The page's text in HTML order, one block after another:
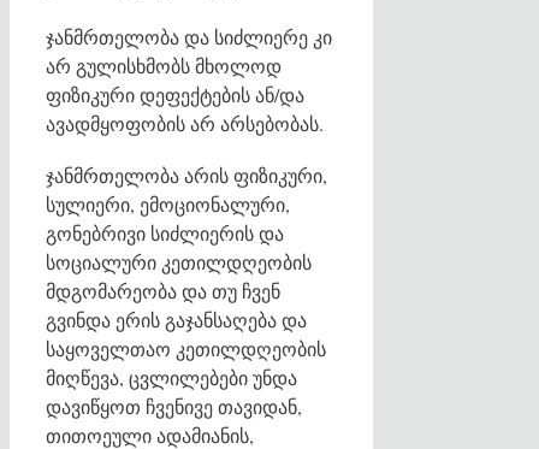
ჯანმრთელობა და სიძლიერე კი
არ გულისხმობს მხოლოდ
ფიზიკური დეფექტების ან/და
ავადმყოფობის არ არსებობას.
ჯანმრთელობა არის ფიზიკური,
სულიერი, ემოციონალური,
გონებრივი სიძლიერის და
სოციალური კეთილდღეობის
მდგომარეობა და თუ ჩვენ
გვინდა ერის გაჯანსაღება და
საყოველთაო კეთილდღეობის
მიღწევა, ცვლილებები უნდა
დავიწყოთ ჩვენივე თავიდან,
თითოეული ადამიანის,